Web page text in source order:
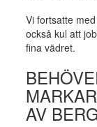
Vi fortsatte
också kul att
fina vädret.
AV